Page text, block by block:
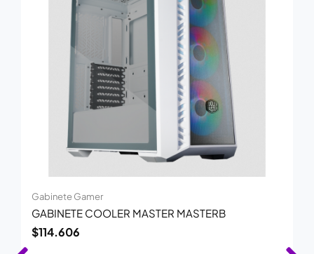
Gabinete Gamer
GABINETE COOLER MASTER MASTERB
$114.606